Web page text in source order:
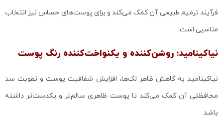
فرآیند ترمیم طبیعی آن کمک می‌کند و برای پوست‌های حساس نیز انتخاب
مناسبی است.
نیاکینامید؛ روشن‌کننده و یکنواخت‌کننده رنگ پوست
نیاکینامید به کاهش ظاهر لک‌ها، افزایش شفافیت پوست و تقویت سد
محافظتی آن کمک می‌کند تا پوست ظاهری سالم‌تر و یکدست‌تر داشته
باشد.